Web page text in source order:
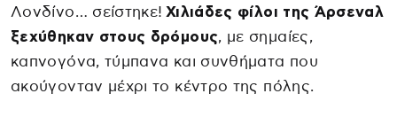
Λονδίνο… σείστηκε! Χιλιάδες φίλοι της Άρσεναλ
ξεχύθηκαν στους δρόμους, με σημαίες,
καπνογόνα, τύμπανα και συνθήματα που
ακούγονταν μέχρι το κέντρο της πόλης.